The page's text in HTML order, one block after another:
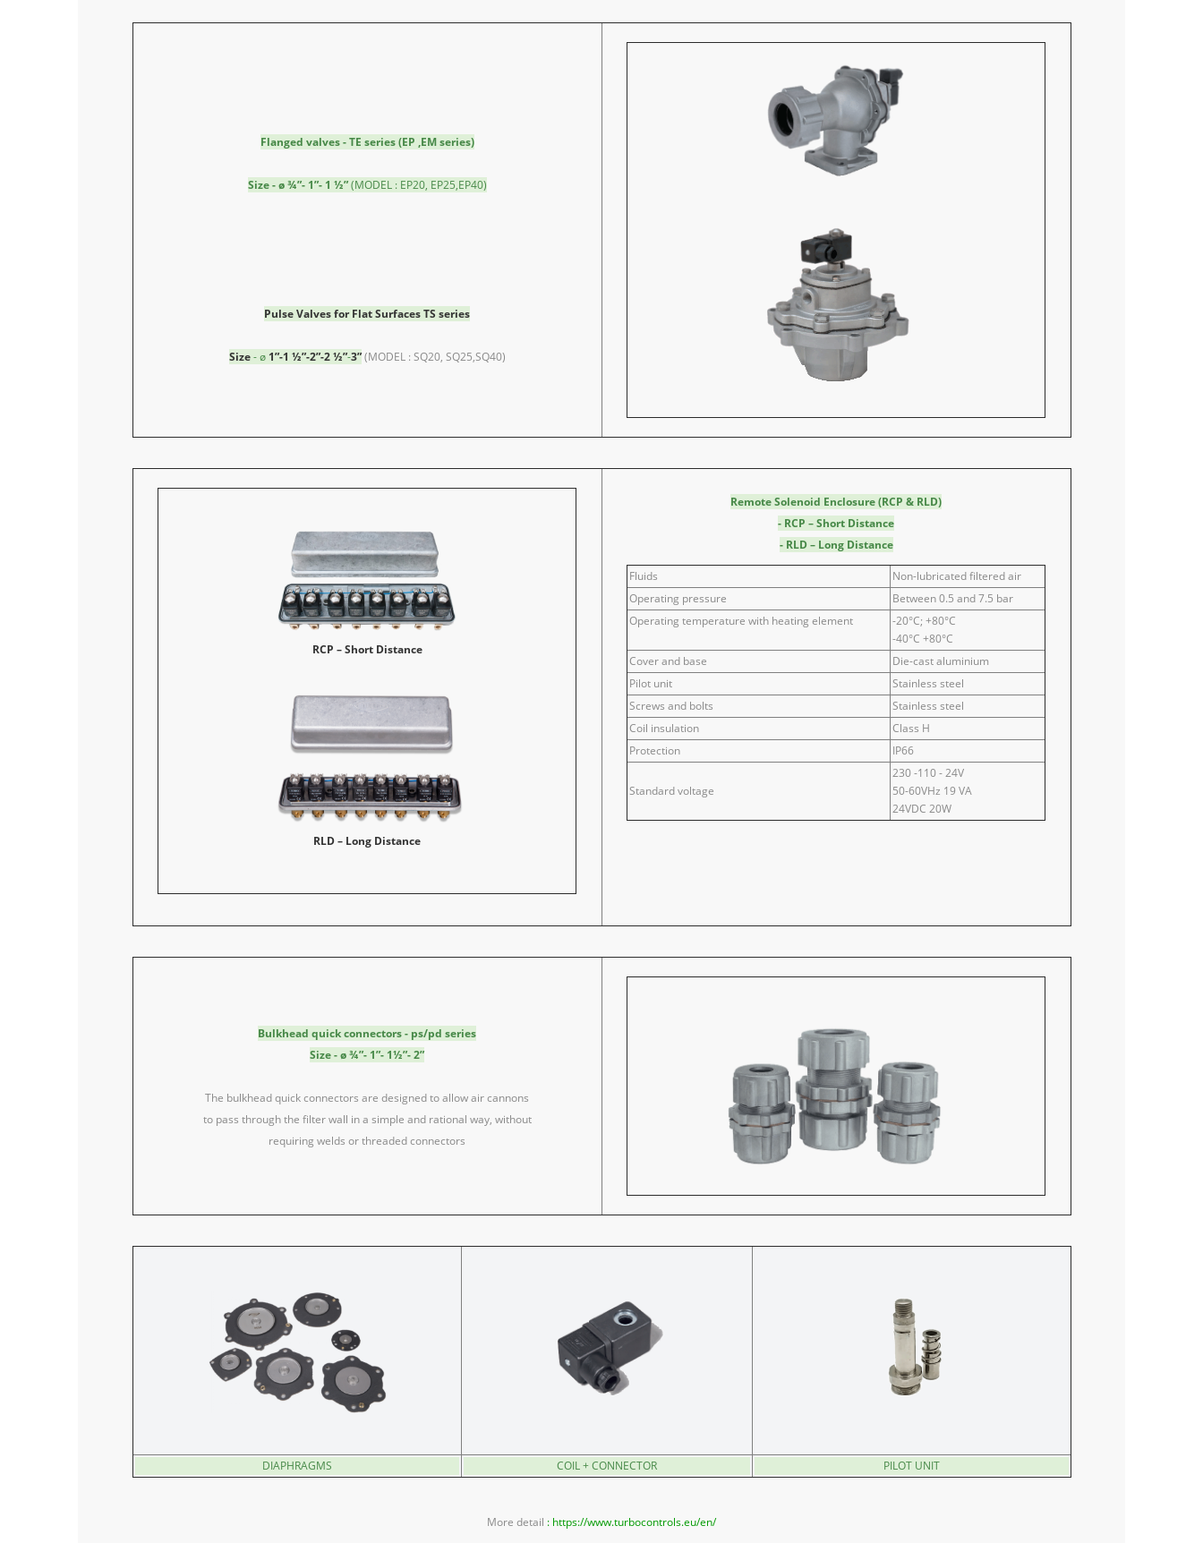
Flanged valves - TE series (EP ,EM series)
Size - ø ¾”- 1”- 1 ½”(MODEL : EP20, EP25,EP40)
Pulse Valves for Flat Surfaces TS series
Size- ø 1”-1 ½”-2”-2 ½”-3”(MODEL : SQ20, SQ25,SQ40)
RCP – Short Distance
RLD – Long Distance
Remote Solenoid Enclosure (RCP & RLD)
- RCP – Short Distance
- RLD – Long Distance
Fluids
Non-lubricated filtered air
Operating pressure
Between 0.5 and 7.5 bar
Operating temperature with heating element
-20°C; +80°C
-40°C +80°C
Cover and base
Die-cast aluminium
Pilot unit
Stainless steel
Screws and bolts
Stainless steel
Coil insulation
Class H
Protection
IP66
Standard voltage
230 -110 - 24V
50-60VHz 19 VA
24VDC 20W
Bulkhead quick connectors - ps/pd series
Size - ø ¾”- 1”- 1½”- 2”
The bulkhead quick connectors are designed to allow air cannons
to pass through the filter wall in a simple and rational way, without
requiring welds or threaded connectors
DIAPHRAGMS COIL + CONNECTOR PILOT UNIT
More detail : https://www.turbocontrols.eu/en/